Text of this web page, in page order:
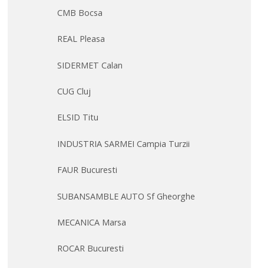
CMB Bocsa
REAL Pleasa
SIDERMET Calan
CUG Cluj
ELSID Titu
INDUSTRIA SARMEI Campia Turzii
FAUR Bucuresti
SUBANSAMBLE AUTO Sf Gheorghe
MECANICA Marsa
ROCAR Bucuresti